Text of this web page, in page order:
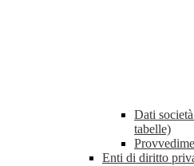
Dati
tabelle)
Enti di diritto